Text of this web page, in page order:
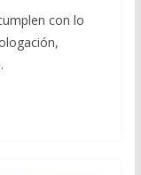
con lo